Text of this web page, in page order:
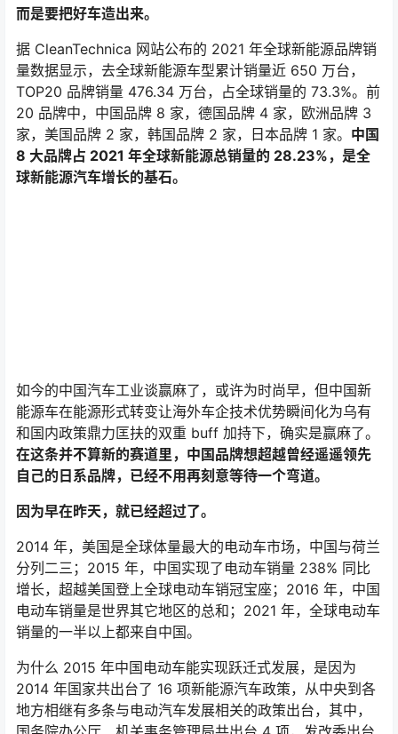
《关于进一步做好新能源汽车推广应用工作的通知》《关
车充电设施建设奖励的通知》等。
这一年，小鹏和蔚来前后成立；第二年，理想成立，中国
第一批造车新势力用不到两年的时间完成了集结。老牌车
企也纷纷转型，比如比亚迪总裁王传福就在 2014 年北京
车展上说：“除了发展新能源汽车，中国汽车工业没有第二
条路可走”，随后发布“542 战略”（零百加速 5 秒内、四轮
从 2015 年开始，初来乍到的美国特斯拉，初生牛犊的中
国新势力和稳健老成的中国传统车企，成为中国新能源车
市场的三股势力。它们在不停推出新车的同时，也在不停
此刻的日系品牌在做什么呢？当然是卖燃油车卖得不亦乐
乎。